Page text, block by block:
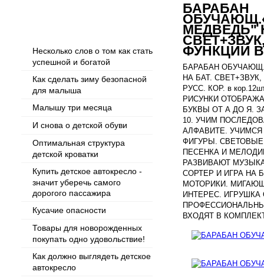
Несколько слов о том как стать
успешной и богатой
Как сделать зиму безопасной
для малыша
Малышу три месяца
И снова о детской обуви
Оптимальная структура
детской кроватки
Купить детское автокресло -
значит уберечь самого
дорогого пассажира
Кусачие опасности
Товары для новорожденных
покупать одно удовольствие!
Как должно выглядеть детское
автокресло
БАРАБАН
МЕДВЕДЬ"
ФУНКЦИЙ В
БАРАБАН
НА БАТ.
РУСС. КОР. в
РИСУНКИ
БУКВЫ ОТ А ДО Я.
10. УЧИМ
АЛФАВИТЕ. УЧИМСЯ
ФИГУРЫ.
ПЕСЕНКА И
РАЗВИВАЮТ
СОРТЕР И ИГРА НА
МОТОРИКИ.
ИНТЕРЕС. ИГРУШКА
ВХОДЯТ В